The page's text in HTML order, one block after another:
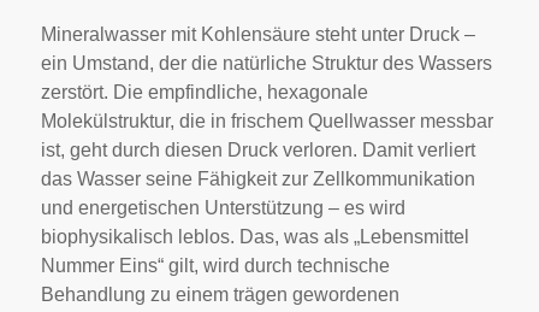
Mineralwasser mit Kohlensäure steht unter Druck –
ein Umstand, der die natürliche Struktur des Wassers
zerstört. Die empfindliche, hexagonale
Molekülstruktur, die in frischem Quellwasser messbar
ist, geht durch diesen Druck verloren. Damit verliert
das Wasser seine Fähigkeit zur Zellkommunikation
und energetischen Unterstützung – es wird
biophysikalisch leblos. Das, was als „Lebensmittel
Nummer Eins“ gilt, wird durch technische
Behandlung zu einem trägen gewordenen